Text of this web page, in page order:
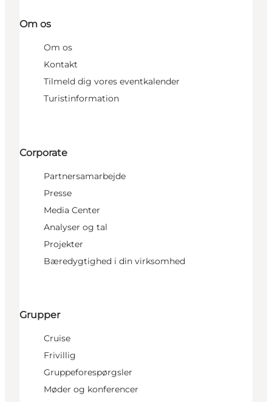
Om os
Om os
Kontakt
Tilmeld dig vores eventkalender
Turistinformation
Corporate
Partnersamarbejde
Presse
Media Center
Analyser og tal
Projekter
Bæredygtighed i din virksomhed
Grupper
Cruise
Frivillig
Gruppeforespørgsler
Møder og konferencer